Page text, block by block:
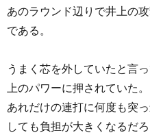
あのラウンド辺りで井上の
である。
うまく芯を外していたと言
上のパワーに押されていた。
あれだけの連打に何度も突
しても負担が大きくなるだろ